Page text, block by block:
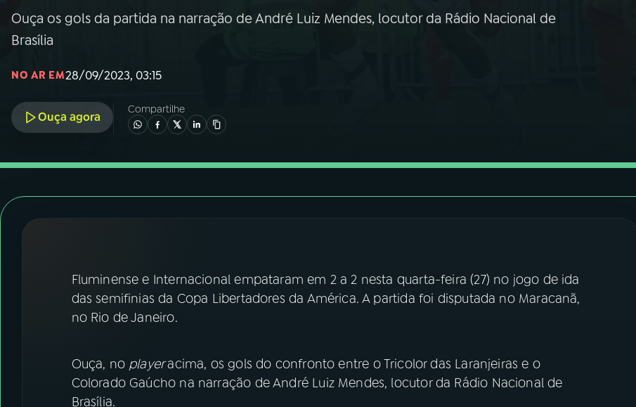
04PROGRAMAS
05 PODCASTS
06VIDEOCASTS
07ÚLTIMAS
YouTube Facebook
Instagram X
Ouça os gols da partida na narração de André Luiz Mendes, locutor da Rádio Nacional de
Brasília
NO AR EM28/09/2023, 03:15
Ouça agora
Compartilhe
Fluminense e Internacional empataram em 2 a 2 nesta quarta-feira (27) no jogo de ida
das semifinias da Copa Libertadores da América. A partida foi disputada no Maracanã,
no Rio de Janeiro.
Ouça, no playeracima, os gols do confronto entre o Tricolor das Laranjeiras e o
Colorado Gaúcho na narração de André Luiz Mendes, locutor da Rádio Nacional de
Brasília.